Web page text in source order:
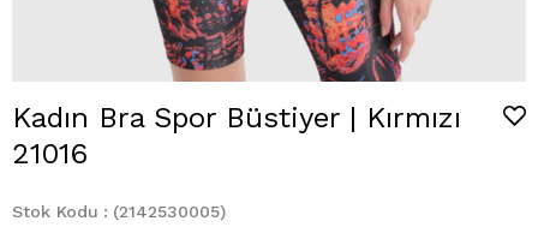
Kadın Bra Spor Büstiyer | Kırmızı
21016
Stok Kodu
(2142530005)